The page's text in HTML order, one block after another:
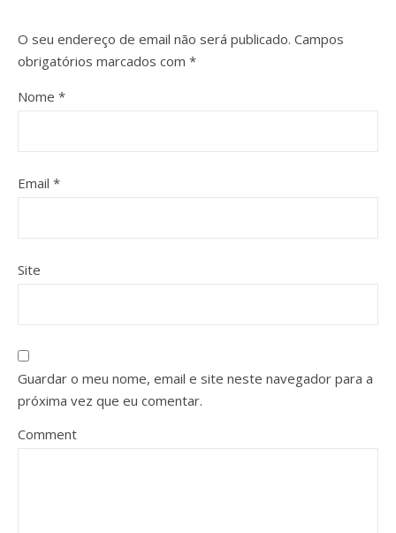
O seu endereço de email não será publicado. Campos
obrigatórios marcados com *
Nome *
Email *
Site
Guardar o meu nome, email e site neste navegador para a
próxima vez que eu comentar.
Comment